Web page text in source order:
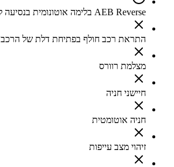
AEB Reverse בלימה אוטונומית בנסיעה לאחור
התראת רכב חולף בפתיחת דלת של הרכב
מצלמת רוורס
חיישני חניה
חניה אוטומטית
זיהוי מצב עייפות